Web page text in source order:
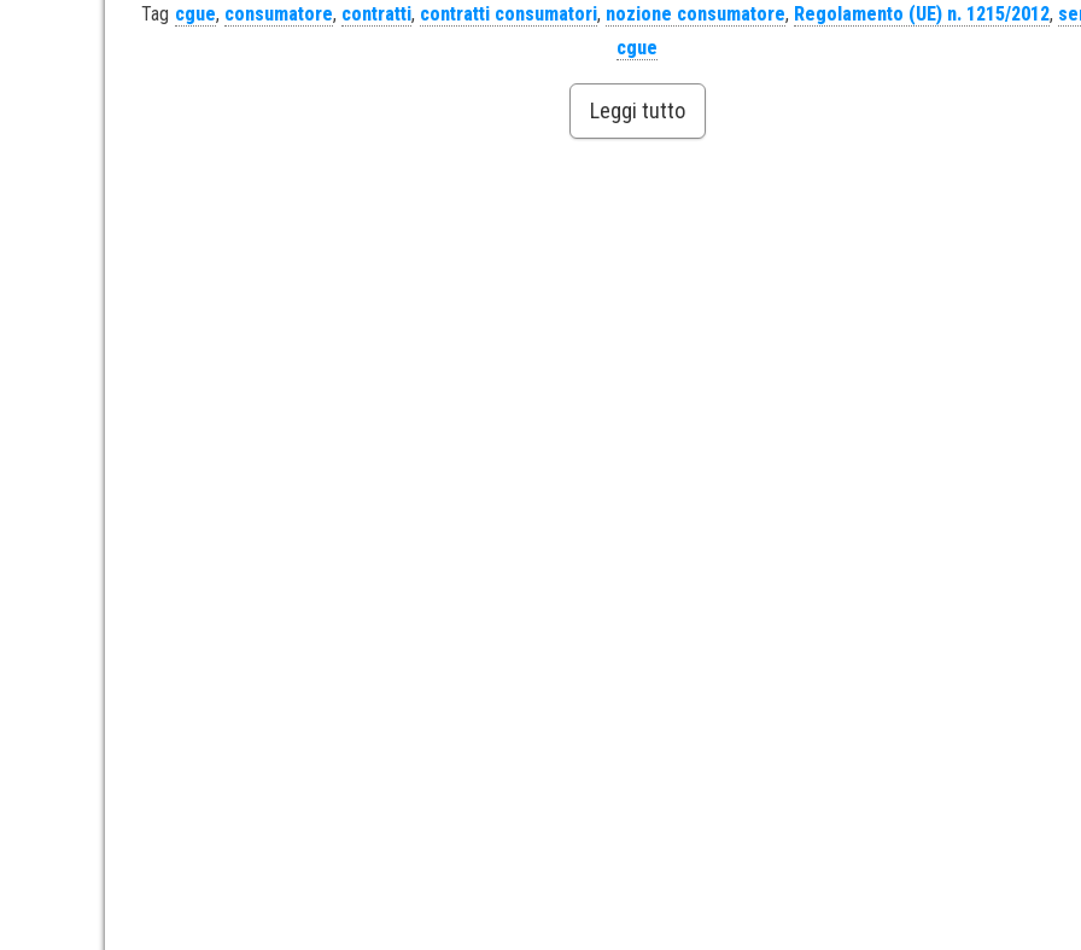
Tag cgue, consumatore, contratti, contratti consumatori, nozione consumatore, Regolamento (UE) n. 1215/2012,
cgue
Leggi tutto